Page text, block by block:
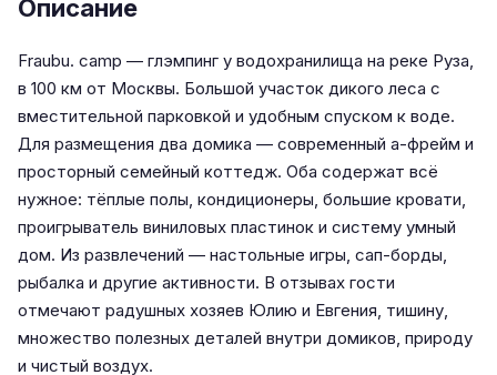
Описание
Fraubu. camp — глэмпинг у водохранилища на реке Руза,
в 100 км от Москвы. Большой участок дикого леса с
вместительной парковкой и удобным спуском к воде.
Для размещения два домика — современный а-фрейм и
просторный семейный коттедж. Оба содержат всё
нужное: тёплые полы, кондиционеры, большие кровати,
проигрыватель виниловых пластинок и систему умный
дом. Из развлечений — настольные игры, сап-борды,
рыбалка и другие активности. В отзывах гости
отмечают радушных хозяев Юлию и Евгения, тишину,
множество полезных деталей внутри домиков, природу
и чистый воздух.